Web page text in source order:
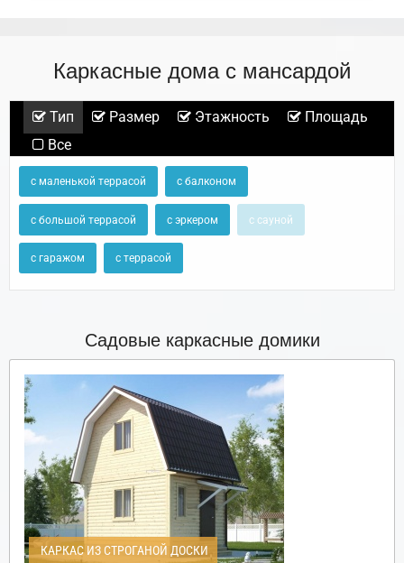
Каркасные дома с мансардой
Тип Размер Этажность
Площадь
Все
с маленькой террасой с балконом
с большой террасой с эркером с сауной
с гаражом с террасой
Садовые каркасные домики
КАРКАС ИЗ СТРОГАНОЙ ДОСКИ